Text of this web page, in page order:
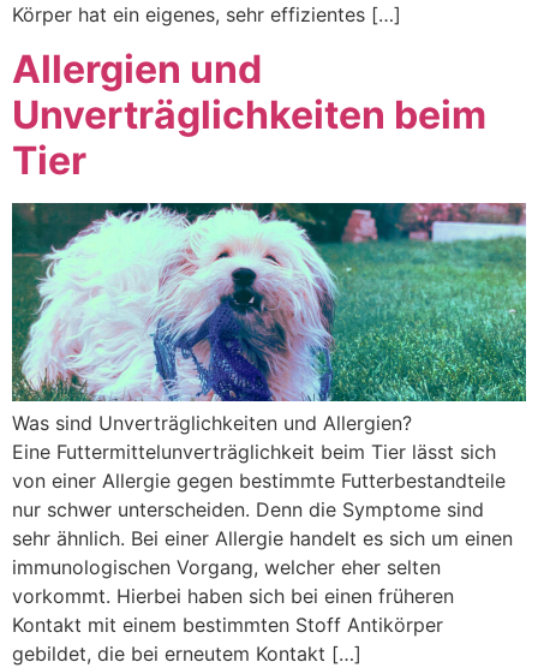
Körper hat ein eigenes, sehr effizientes […]
Allergien und
Unverträglichkeiten beim
Tier
Was sind Unverträglichkeiten und Allergien?
Eine Futtermittelunverträglichkeit beim Tier lässt sich
von einer Allergie gegen bestimmte Futterbestandteile
nur schwer unterscheiden. Denn die Symptome sind
sehr ähnlich. Bei einer Allergie handelt es sich um einen
immunologischen Vorgang, welcher eher selten
vorkommt. Hierbei haben sich bei einen früheren
Kontakt mit einem bestimmten Stoff Antikörper
gebildet, die bei erneutem Kontakt […]